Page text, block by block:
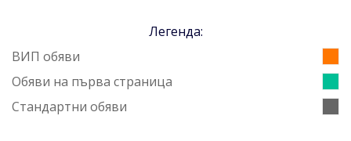
Легенда:
ВИП обяви
Обяви на първа страница
Стандартни обяви